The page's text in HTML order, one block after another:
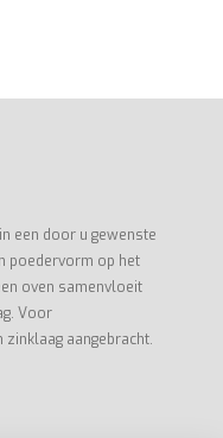
een door u gewenste
poedervorm op het
oven samenvloeit
Voor
aangebracht.